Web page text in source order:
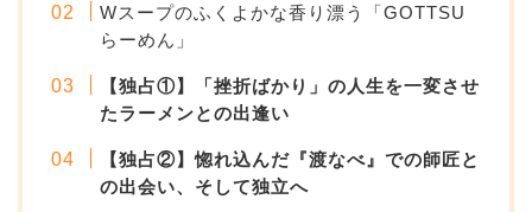
Wスープのふくよかな香り漂う「GOTTSU
らーめん」
【独占①】「挫折ばかり」の人生を一変させ
たラーメンとの出逢い
【独占②】惚れ込んだ『渡なべ』での師匠と
の出会い、そして独立へ